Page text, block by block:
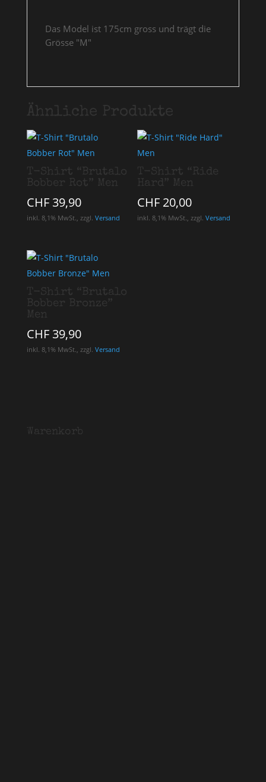
Das Model ist 175cm gross und trägt die
Grösse "M"
Ähnliche Produkte
T-Shirt “Brutalo
Bobber Rot” Men
CHF39,90
inkl. 8,1% MwSt., zzgl. Versand
T-Shirt “Ride
Hard” Men
CHF 20,00
inkl. 8,1% MwSt., zzgl.Versand
T-Shirt “Brutalo
Bobber Bronze”
Men
CHF39,90
inkl. 8,1% MwSt., zzgl. Versand
Warenkorb